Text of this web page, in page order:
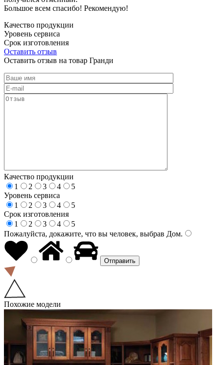
Большое всем спасибо! Рекомендую!
Качество продукции
Уровень сервиса
Срок изготовления
Оставить отзыв
Оставить отзыв на товар Гранди
Качество продукции
1
2 3 4
5
Уровень сервиса
1
2 3 4
5
Срок изготовления
1
2 3 4
5
Пожалуйста, докажите, что вы человек, выбрав Дом.
Похожие модели